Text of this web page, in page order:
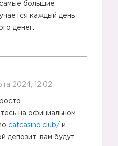
большие
каждый день
денег.
2024, 12:02
на официальном
catcasino.club/ и
депозит, вам будут